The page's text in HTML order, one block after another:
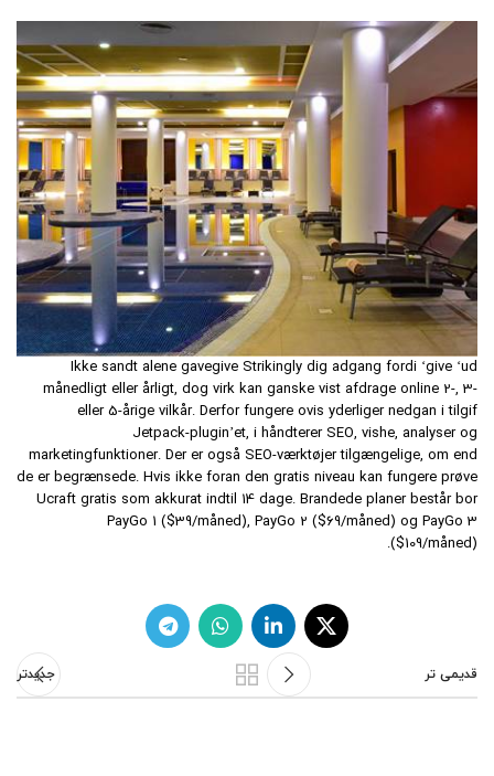
Ikke sandt alene gavegive Strikingly dig adgang fordi ‘give ‘ud
månedligt eller årligt, dog virk kan ganske vist afdrage online 2-, 3-
eller 5-årige vilkår. Derfor fungere ovis yderliger nedgan i tilgif
Jetpack-plugin’et, i håndterer SEO, vishe, analyser og
marketingfunktioner. Der er også SEO-værktøjer tilgængelige, om end
de er begrænsede. Hvis ikke foran den gratis niveau kan fungere prøve
Ucraft gratis som akkurat indtil 14 dage. Brandede planer består bor
PayGo 1 ($39/måned), PayGo 2 ($69/måned) og PayGo 3
($109/måned).
جدیدتر قدیمی تر